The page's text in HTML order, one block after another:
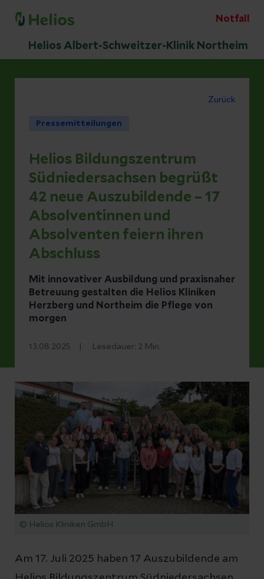
Notfall
Helios Albert-Schweitzer-Klinik Northeim
Zurück
Pressemitteilungen
Helios Bildungszentrum
Südniedersachsen begrüßt
42 neue Auszubildende – 17
Absolventinnen und
Absolventen feiern ihren
Abschluss
Mit innovativer Ausbildung und praxisnaher
Betreuung gestalten die Helios Kliniken
Herzberg und Northeim die Pflege von
morgen
13.08.2025 Lesedauer: 2 Min.
© Helios Kliniken GmbH
Am 17. Juli 2025 haben 17 Auszubildende am